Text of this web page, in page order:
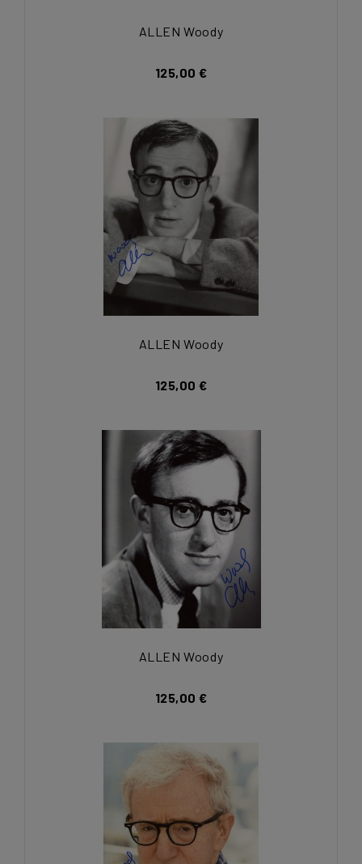
ALLEN Woody
125,00 €
ALLEN Woody
125,00 €
ALLEN Woody
125,00 €